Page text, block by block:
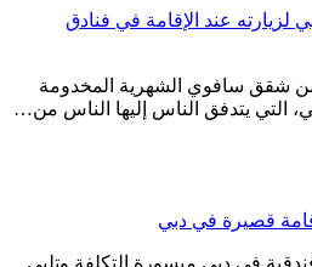
دبي لزيارته عند الإقامة في فنادق
من شقق سافوي الشهرية المخدومة
التي يتدفق الناس إليها الناس من…
قصيرة في دبي
في دبي ميسورة التكلفة وتلبي